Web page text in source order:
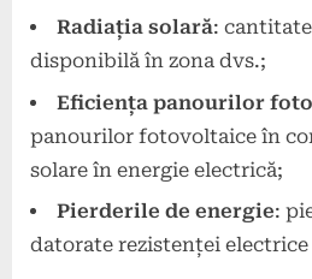
Radiația solară:
disponibilă în zona dvs.;
Eficiența panourilor
panourilor fotovoltaice în
solare în energie electrică;
Pierderile de energie:
datorate rezistenței